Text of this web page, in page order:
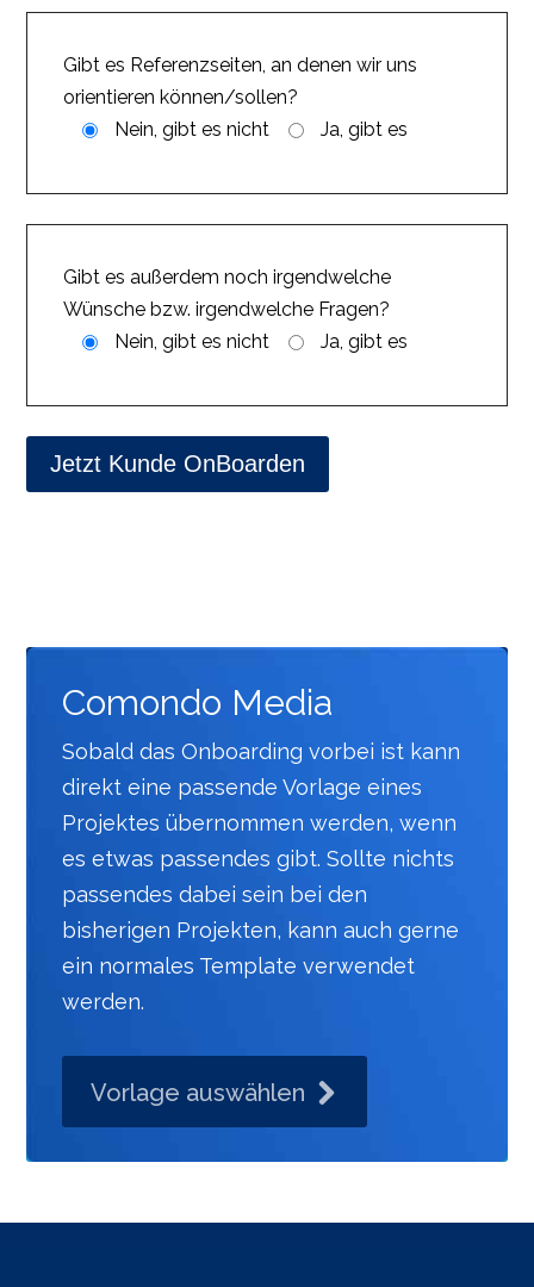
Gibt es Referenzseiten, an denen wir uns
orientieren können/sollen?
Nein, gibt es nicht
Ja, gibt es
Gibt es außerdem noch irgendwelche
Wünsche bzw. irgendwelche Fragen?
Nein, gibt es nicht
Ja, gibt es
Jetzt Kunde OnBoarden
Comondo Media
Sobald das Onboarding vorbei ist kann
direkt eine passende Vorlage eines
Projektes übernommen werden, wenn
es etwas passendes gibt. Sollte nichts
passendes dabei sein bei den
bisherigen Projekten, kann auch gerne
ein normales Template verwendet
werden.
Vorlage auswählen